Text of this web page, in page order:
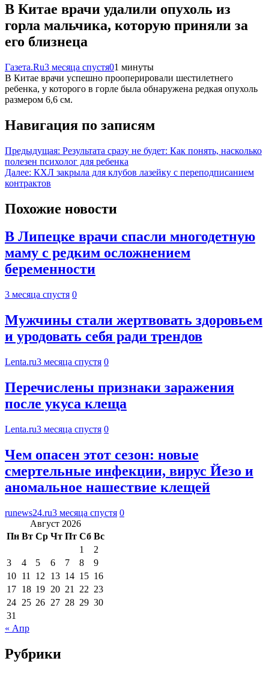
В Китае врачи удалили опухоль из
горла мальчика, которую приняли за
его близнеца
Газета.Ru3 месяца спустя01 минуты
В Китае врачи успешно прооперировали шестилетнего
ребенка, у которого в горле была обнаружена редкая опухоль
размером 6,6 см.
Навигация по записям
Предыдущая: Результата сразу не будет: Как понять, насколько
полезен психолог для ребенка
Далее: КХЛ закрыла для клубов лазейку с переподписанием
контрактов
Похожие новости
В Липецке врачи спасли многодетную
маму с редким осложнением
беременности
3 месяца спустя 0
Мужчины стали жертвовать здоровьем
и уродовать себя ради трендов
Lenta.ru3 месяца спустя 0
Перечислены признаки заражения
после укуса клеща
Lenta.ru3 месяца спустя 0
Чем опасен этот сезон: новые
смертельные инфекции, вирус Йезо и
аномальное нашествие клещей
runews24.ru3 месяца спустя 0
Август 2026
Пн Вт Ср Чт Пт Сб Вс
1
2
3
4 5 6 7 8
9
10 11 12 13 14 15 16
17 18 19 20 21 22 23
24 25 26 27 28 29 30
31
« Апр
Рубрики